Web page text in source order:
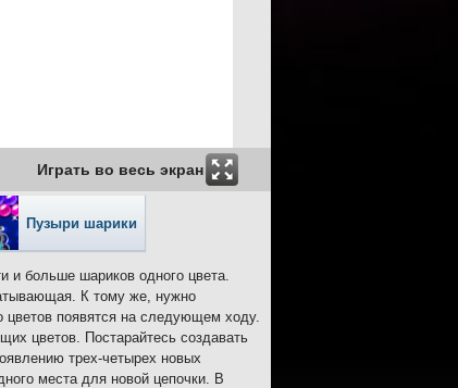
Играть во весь экран
Пузыри шарики
и больше шариков одного цвета.
К тому же, нужно
цветов появятся на следующем ходу.
цветов. Постарайтесь создавать
трех-четырех новых
места для новой цепочки. В